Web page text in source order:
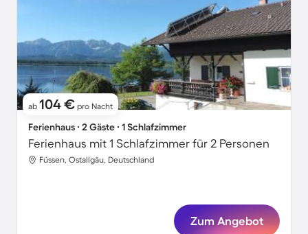
ab 104 € pro Nacht
Ferienhaus ∙ 2 Gäste ∙ 1 Schlafzimmer
Ferienhaus mit 1 Schlafzimmer für 2 Personen
Füssen, Ostallgäu, Deutschland
Zum Angebot